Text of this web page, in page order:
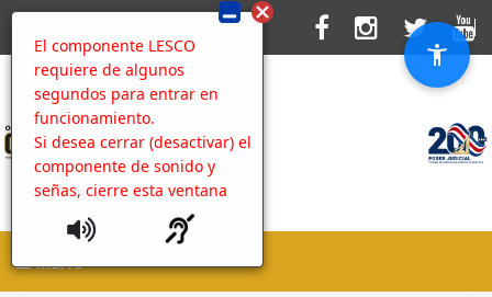
El componente LESCO
requiere de algunos
segundos para entrar en
funcionamiento.
Si desea cerrar (desactivar) el
componente de sonido y
señas, cierre esta ventana
MENU